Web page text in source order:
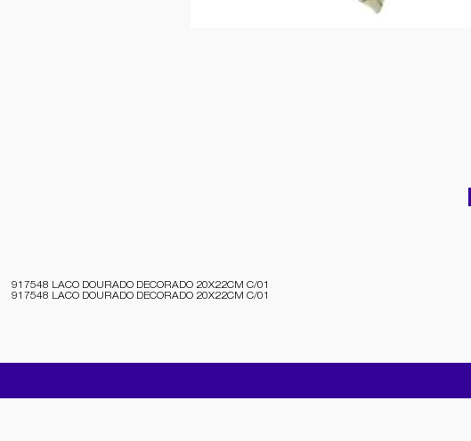
917548 LACO DOURADO DECORADO 20X22CM C/01
917548 LACO DOURADO DECORADO 20X22CM C/01